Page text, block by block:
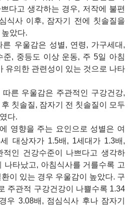
다고 생각하는 경우, 저작에 불편
식사 이후, 잠자기 전에 칫솔질을
았다.
우울감은 성별, 연령, 가구세대,
준, 중등도 이상 운동, 주 5일 아침
유의한 관련성이 있는 것으로 나타
른 우울감은 주관적인 구강건강,
칫솔질, 잠자기 전 칫솔질이 모두
다.
영향을 주는 요인으로 성별은 여
대상자가 1.5배, 1세대가 1.3배,
적인 건강수준이 나쁘다고 생각하
나타났고, 아침식사를 거를수록 고
이 있는 경우 우울감이 높았다. 구
주관적 구강건강이 나쁠수록 1.34
우 3.08배, 점심식사 후나 잠자기